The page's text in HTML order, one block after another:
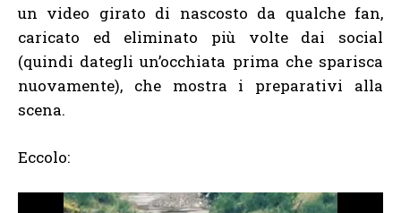
un video girato di nascosto da qualche fan,
caricato ed eliminato più volte dai social
(quindi dategli un’occhiata prima che sparisca
nuovamente), che mostra i preparativi alla
scena.
Eccolo: